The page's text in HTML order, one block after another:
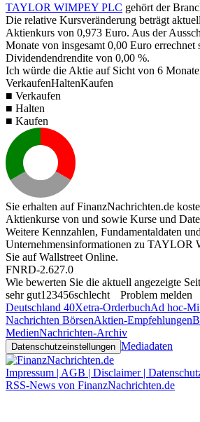
TAYLOR WIMPEY PLC gehört der
Die relative Kursveränderung beträgt aktuell
Aktienkurs von 0,973 Euro. Aus der
Monate von insgesamt 0,00 Euro errechnet
Dividendendrendite von 0,00 %.
Ich würde die Aktie auf Sicht von 6
VerkaufenHaltenKaufen
■ Verkaufen
■ Halten
■ Kaufen
Sie erhalten auf FinanzNachrichten.de
Aktienkurse von und sowie Kurse und
Weitere Kennzahlen, Fundamentaldaten und
Unternehmensinformationen zu TAYLOR
Sie aufWallstreet Online.
FNRD-2.627.0
Wie bewerten Sie die aktuell angezeigte
sehr gut1 23456schlecht
Problem melden
Deutschland 40Xetra-OrderbuchAd hoc-
Nachrichten BörsenAktien-Empfehlungen
MedienNachrichten-Archiv
Datenschutzeinstellungen Mediadaten
Impressum | AGB | Disclaimer |
RSS-News von FinanzNachrichten.de